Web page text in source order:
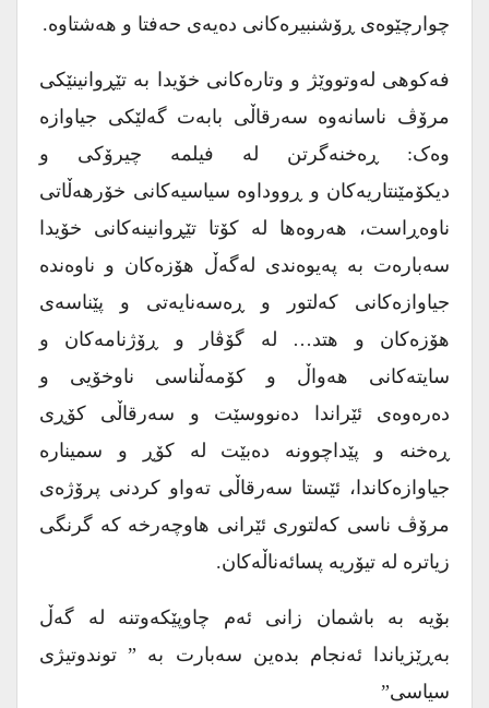
چوارچێوەی ڕۆشنبیرەکانی دەیەی حەفتا و هەشتاوە.
فەکوهی لەوتووێژ و وتارەکانی خۆیدا بە تێڕوانینێکی
مرۆڤ ناسانەوە سەرقاڵی بابەت گەلێکی جیاوازە
وەک: ڕەخنەگرتن لە فیلمە چیرۆکی و
دیکۆمێنتاریەکان و ڕووداوە سیاسیەکانی خۆرهەڵاتی
ناوەڕاست، هەروەها لە کۆتا تێڕوانینەکانی خۆیدا
سەبارەت بە پەیوەندی لەگەڵ هۆزەکان و ناوەندە
جیاوازەکانی کەلتور و ڕەسەنایەتی و پێناسەی
هۆزەکان و هتد… لە گۆڤار و ڕۆژنامەکان و
سایتەکانی هەواڵ و کۆمەڵناسی ناوخۆیی و
دەرەوەی ئێراندا دەنووسێت و سەرقاڵی کۆڕی
ڕەخنە و پێداچوونە دەبێت لە کۆڕ و سمینارە
جیاوازەکاندا، ئێستا سەرقاڵی تەواو کردنی پرۆژەی
مرۆڤ ناسی کەلتوری ئێرانی هاوچەرخە کە گرنگی
زیاترە لە تیۆریە پسائەناڵەکان.
بۆیە بە باشمان زانی ئەم چاوپێکەوتنە لە گەڵ
بەڕێزیاندا ئەنجام بدەین سەبارت بە ” توندوتیژی
سیاسی”